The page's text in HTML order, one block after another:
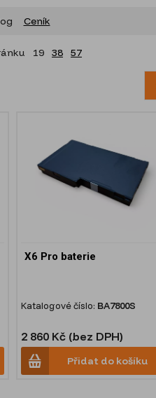
Ceník
19 38 57
X6 Pro baterie
Katalogové číslo: BA7800S
2 860 Kč (bez DPH)
Přidat do košíku